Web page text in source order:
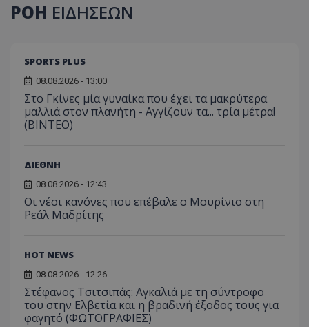
ΡΟΗ ΕΙΔΗΣΕΩΝ
SPORTS PLUS
08.08.2026 - 13:00
Στο Γκίνες μία γυναίκα που έχει τα μακρύτερα
μαλλιά στον πλανήτη - Αγγίζουν τα... τρία μέτρα!
(ΒΙΝΤΕΟ)
ΔΙΕΘΝΗ
08.08.2026 - 12:43
Οι νέοι κανόνες που επέβαλε ο Μουρίνιο στη
Ρεάλ Μαδρίτης
HOT NEWS
08.08.2026 - 12:26
Στέφανος Τσιτσιπάς: Αγκαλιά με τη σύντροφο
του στην Ελβετία και η βραδινή έξοδος τους για
φαγητό (ΦΩΤΟΓΡΑΦΙΕΣ)